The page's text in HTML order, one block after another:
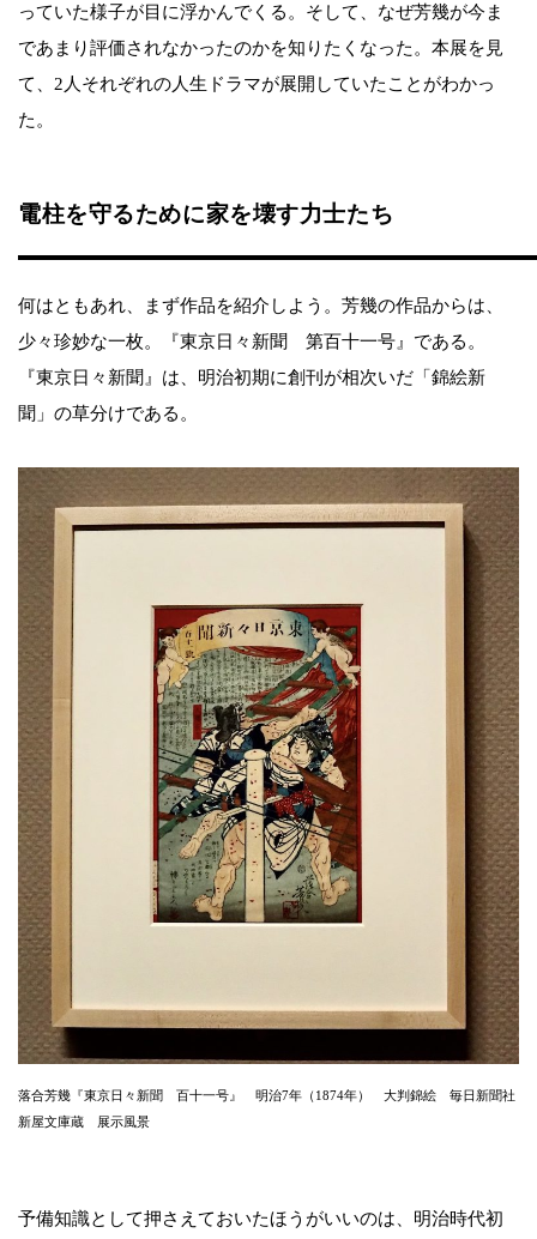
っていた様子が目に浮かんでくる。そして、なぜ芳幾が今ま
であまり評価されなかったのかを知りたくなった。本展を見
て、2人それぞれの人生ドラマが展開していたことがわかっ
た。
電柱を守るために家を壊す力士たち
何はともあれ、まず作品を紹介しよう。芳幾の作品からは、
少々珍妙な一枚。『東京日々新聞 第百十一号』である。
『東京日々新聞』は、明治初期に創刊が相次いだ「錦絵新
聞」の草分けである。
落合芳幾『東京日々新聞 百十一号』 明治7年（1874年） 大判錦絵 毎日新聞社
新屋文庫蔵 展示風景
予備知識として押さえておいたほうがいいのは、明治時代初